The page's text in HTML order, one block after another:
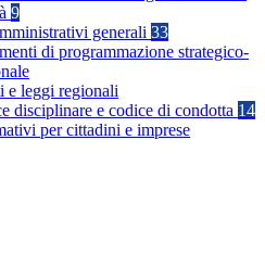
9
generali 33
di programmazione strategico-
e leggi regionali
disciplinare e codice di condotta 14
per cittadini e imprese